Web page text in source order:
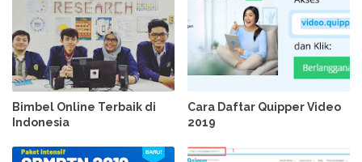
Bimbel Online Terbaik di
Indonesia
Cara Daftar Quipper Video
2019